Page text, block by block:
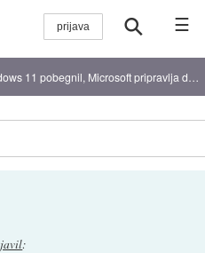
☰
11 pobegnil, Microsoft pripravlja dogodek
: